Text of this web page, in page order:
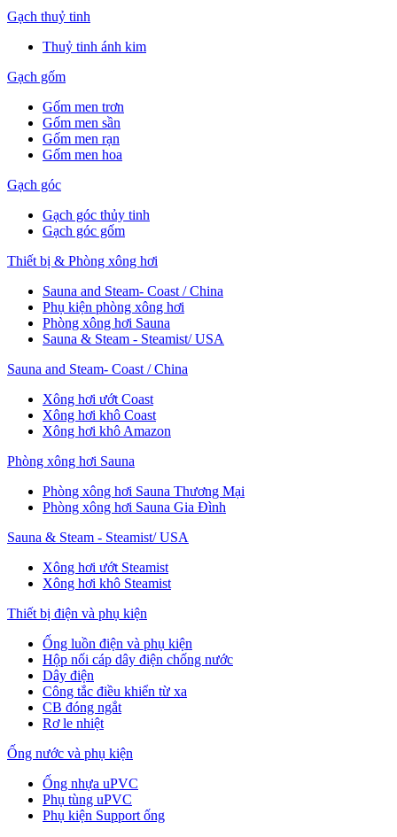
Gạch thuỷ tinh
Thuỷ tinh ánh kim
Gạch gốm
Gốm men trơn
Gốm men sần
Gốm men rạn
Gốm men hoa
Gạch góc
Gạch góc thủy tinh
Gạch góc gốm
Thiết bị & Phòng xông hơi
Sauna and Steam- Coast / China
Phụ kiện phòng xông hơi
Phòng xông hơi Sauna
Sauna & Steam - Steamist/ USA
Sauna and Steam- Coast / China
Xông hơi ướt Coast
Xông hơi khô Coast
Xông hơi khô Amazon
Phòng xông hơi Sauna
Phòng xông hơi Sauna Thương Mại
Phòng xông hơi Sauna Gia Đình
Sauna & Steam - Steamist/ USA
Xông hơi ướt Steamist
Xông hơi khô Steamist
Thiết bị điện và phụ kiện
Ống luồn điện và phụ kiện
Hộp nối cáp dây điện chống nước
Dây điện
Công tắc điều khiển từ xa
CB đóng ngắt
Rơ le nhiệt
Ống nước và phụ kiện
Ống nhựa uPVC
Phụ tùng uPVC
Phụ kiện Support ống